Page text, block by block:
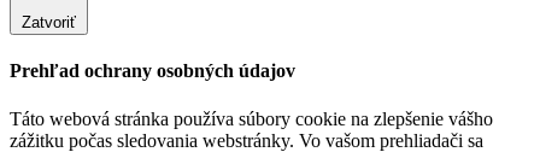
Zatvoriť
Prehľad ochrany osobných údajov
Táto webová stránka používa súbory cookie na zlepšenie vášho
zážitku počas sledovania webstránky. Vo vašom prehliadači sa